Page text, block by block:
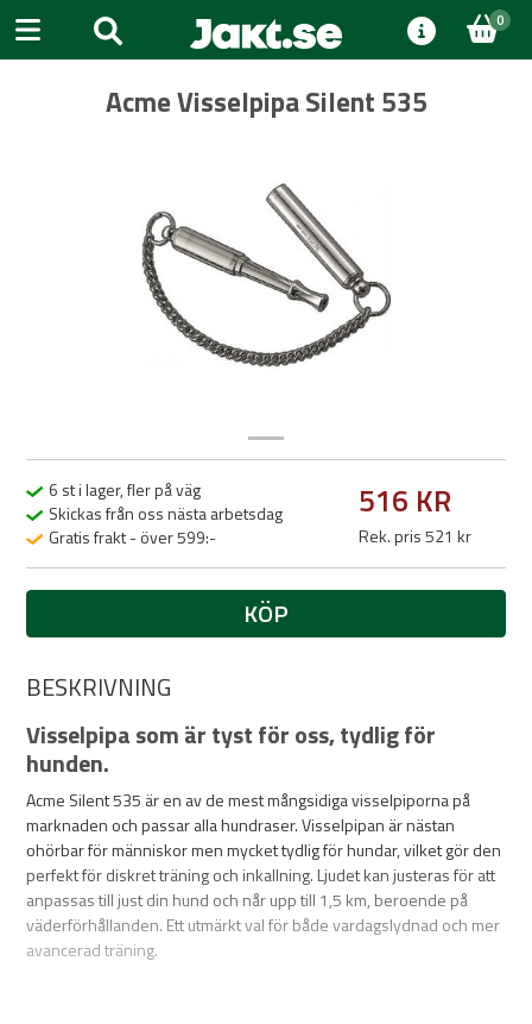
0
Acme Visselpipa Silent 535
6 st i lager, fler på väg
Skickas från oss nästa arbetsdag
Gratis frakt - över 599:-
516 KR
Rek. pris 521 kr
KÖP
BESKRIVNING
Visselpipa som är tyst för oss, tydlig för
hunden.
Acme Silent 535 är en av de mest mångsidiga visselpiporna på
marknaden och passar alla hundraser. Visselpipan är nästan
ohörbar för människor men mycket tydlig för hundar, vilket gör den
perfekt för diskret träning och inkallning. Ljudet kan justeras för att
anpassas till just din hund och når upp till 1,5 km, beroende på
väderförhållanden. Ett utmärkt val för både vardagslydnad och mer
avancerad träning.